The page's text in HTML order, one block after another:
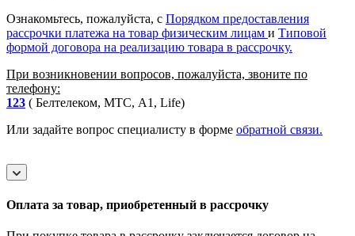
Ознакомьтесь, пожалуйста, с Порядком предоставления
рассрочки платежа на товар физическим лицам и Типовой
формой договора на реализацию товара в рассрочку.
При возникновении вопросов, пожалуйста, звоните по
телефону:
123 ( Белтелеком, МТС, A1, Life)
Или задайте вопрос специалисту в форме обратной связи.
Оплата за товар, приобретенный в рассрочку